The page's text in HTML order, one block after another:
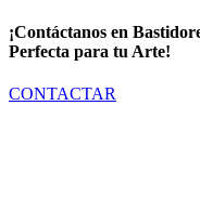
¡Contáctanos en
Perfecta para tu Arte!
CONTACTAR